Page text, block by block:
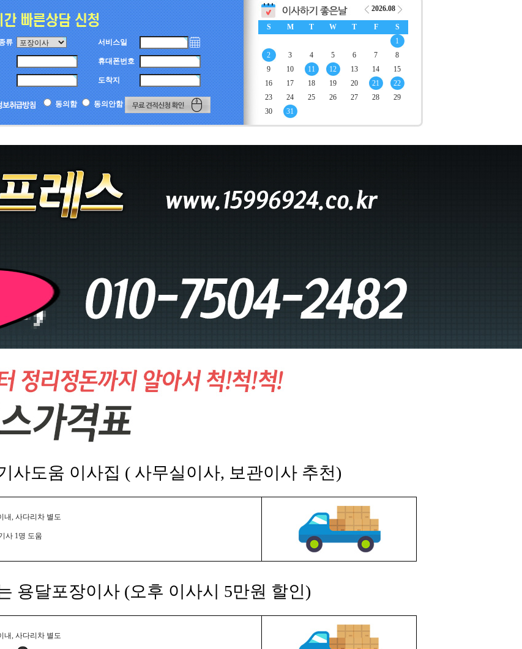
류 서비스일
휴대폰번호
도착지
동의함 동의안함
2026.08
S M T W T F
S
1
2
3 4 5 6 7
8
9
10 11 12 13 14
15
16
17 18 19 20 21
22
23
24 25 26 27 28
29
30
31
사도움 이사집 ( 사무실이사, 보관이사 추천)
내, 사다리차 별도
사 1명 도움
용달포장이사 (오후 이사시 5만원 할인)
내, 사다리차 별도